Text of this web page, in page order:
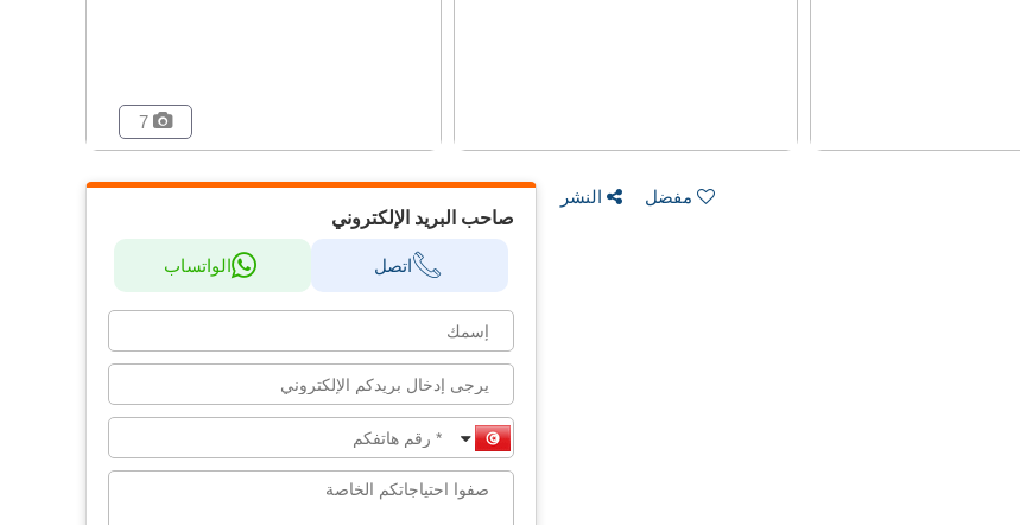
7
مفضل النشر
صاحب البريد الإلكتروني
اتصل الواتساب